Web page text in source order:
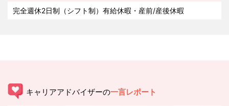
完全週休2日制（シフト制）有給休暇・産前/産後休暇
キャリアアドバイザーの一言レポート